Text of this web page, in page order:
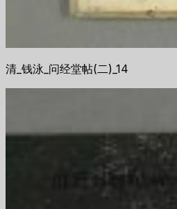
清_钱泳_问经堂帖(二)_14